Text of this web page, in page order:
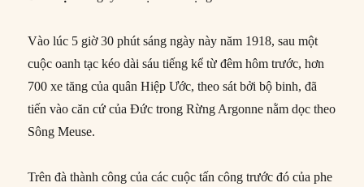
Vào lúc 5 giờ 30 phút sáng ngày này năm 1918, sau một
cuộc oanh tạc kéo dài sáu tiếng kể từ đêm hôm trước, hơn
700 xe tăng của quân Hiệp Ước, theo sát bởi bộ binh, đã
tiến vào căn cứ của Đức trong Rừng Argonne nằm dọc theo
Sông Meuse.
Trên đà thành công của các cuộc tấn công trước đó của phe